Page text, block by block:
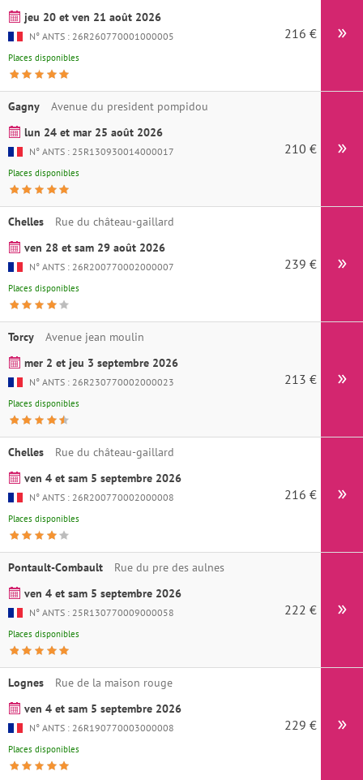
jeu 20 et ven 21 août 2026
N° ANTS : 26R260770001000005
Places disponibles
216 €
Gagny
Avenue du president pompidou
lun 24 et mar 25 août 2026
N° ANTS : 25R130930014000017
Places disponibles
210 €
Chelles
Rue du château-gaillard
ven 28 et sam 29 août 2026
N° ANTS : 26R200770002000007
Places disponibles
239 €
Torcy
Avenue jean moulin
mer 2 et jeu 3 septembre 2026
N° ANTS : 26R230770002000023
Places disponibles
213 €
Chelles
Rue du château-gaillard
ven 4 et sam 5 septembre 2026
N° ANTS : 26R200770002000008
Places disponibles
216 €
Pontault-Combault
Rue du pre des aulnes
ven 4 et sam 5 septembre 2026
N° ANTS : 25R130770009000058
Places disponibles
222 €
Lognes
Rue de la maison rouge
ven 4 et sam 5 septembre 2026
N° ANTS : 26R190770003000008
Places disponibles
229 €